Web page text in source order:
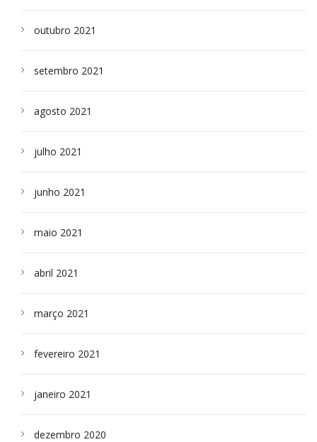
outubro 2021
setembro 2021
agosto 2021
julho 2021
junho 2021
maio 2021
abril 2021
março 2021
fevereiro 2021
janeiro 2021
dezembro 2020